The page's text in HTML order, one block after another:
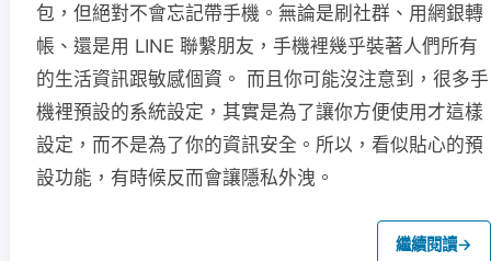
包，但絕對不會忘記帶手機。無論是刷社群、用網銀轉
帳、還是用 LINE 聯繫朋友，手機裡幾乎裝著人們所有
的生活資訊跟敏感個資。 而且你可能沒注意到，很多手
機裡預設的系統設定，其實是為了讓你方便使用才這樣
設定，而不是為了你的資訊安全。所以，看似貼心的預
設功能，有時候反而會讓隱私外洩。
繼續閱讀→